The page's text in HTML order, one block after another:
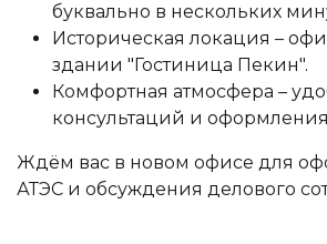
буквально в нескольких
Историческая локация –
здании "Гостиница Пекин".
Комфортная атмосфера –
консультаций и оформления
Ждём вас в новом офисе для
АТЭС и обсуждения делового